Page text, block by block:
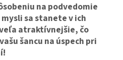
na podvedomie
sa stanete v ich
atraktívnejšie, čo
šancu na úspech pri